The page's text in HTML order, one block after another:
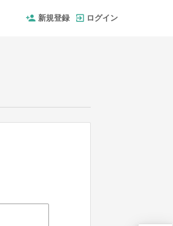
新規登録 ログイン